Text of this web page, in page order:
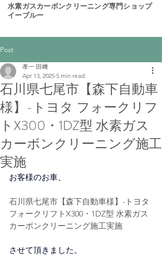
​水素ガスカーボンクリーニング専門ショップ
イーブルー
Post
石川県七尾市【森下自動車
様】-トヨタ フォークリフ
トX300・1DZ型 水素ガス
カーボンクリーニング施工
実施
孝一 田﨑
Apr 13, 2025 5 min read
お客様のお車、
石川県七尾市【森下自動車様】-トヨタ
フォークリフトX300・1DZ型 水素ガス
カーボンクリーニング施工実施
させて頂きました。